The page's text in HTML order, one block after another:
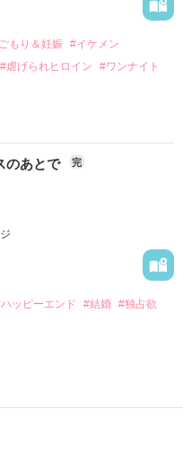
思っていた哲平に
。
は
ぐに告げてきた。
持ちを隠すことなく
ー被害に
してきて――。
もり＆妊娠 #イケメン
#虐げられヒロイン
#ワンナイト
まくいかなかった梅田美
ろ、日本人美青年と出会
なる。
イトした美青年と再会。
にも関わらず、一族を離
でも冷徹だと評判な社長
じられた美桜は、猫の世
のあとで 完
ッピーエンド #結婚 #独占欲
るのだが、後輩の姫原由